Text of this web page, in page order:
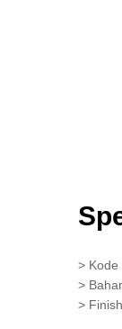
> Kode
>
>